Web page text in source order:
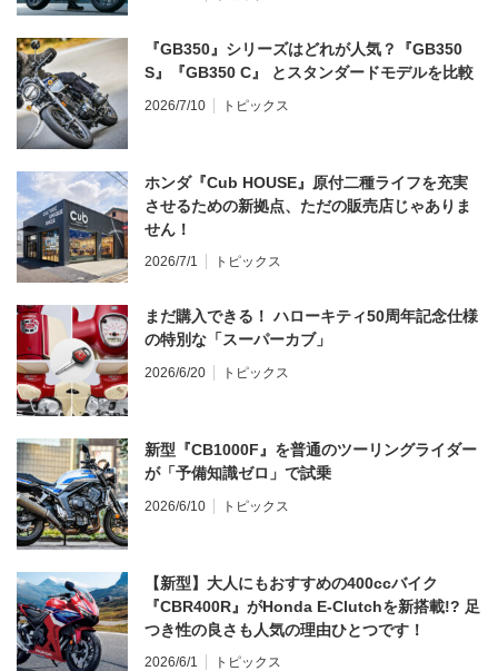
『GB350』シリーズはどれが人気？『GB350
S』『GB350 C』 とスタンダードモデルを比較
2026/7/10 トピックス
ホンダ『Cub HOUSE』原付二種ライフを充実
させるための新拠点、ただの販売店じゃありま
せん！
2026/7/1 トピックス
まだ購入できる！ ハローキティ50周年記念仕様
の特別な「スーパーカブ」
2026/6/20 トピックス
新型『CB1000F』を普通のツーリングライダー
が「予備知識ゼロ」で試乗
2026/6/10 トピックス
【新型】大人にもおすすめの400ccバイク
『CBR400R』がHonda E-Clutchを新搭載!? 足
つき性の良さも人気の理由ひとつです！
2026/6/1 トピックス